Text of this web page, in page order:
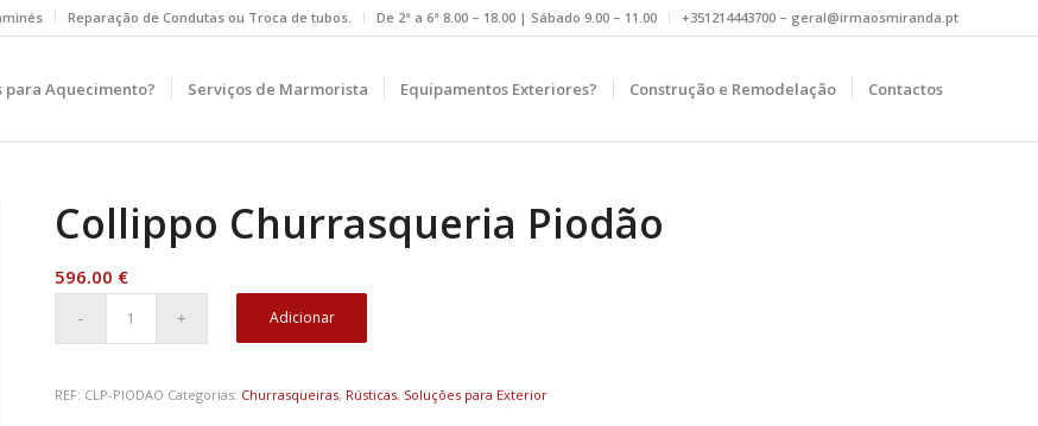
Reparação de Condutas ou Troca de tubos. De 2ª a 6ª 8.00 – 18.00 | Sábado 9.00 – 11.00 +351214443700 – geral@irmaosmiranda.pt
para Aquecimento? Serviços de Marmorista Equipamentos Exteriores? Construção e Remodelação Contactos
Collippo Churrasqueria Piodão
596.00 €
Adicionar
REF: CLP-PIODAO Categorias: Churrasqueiras, Rústicas, Soluções para Exterior